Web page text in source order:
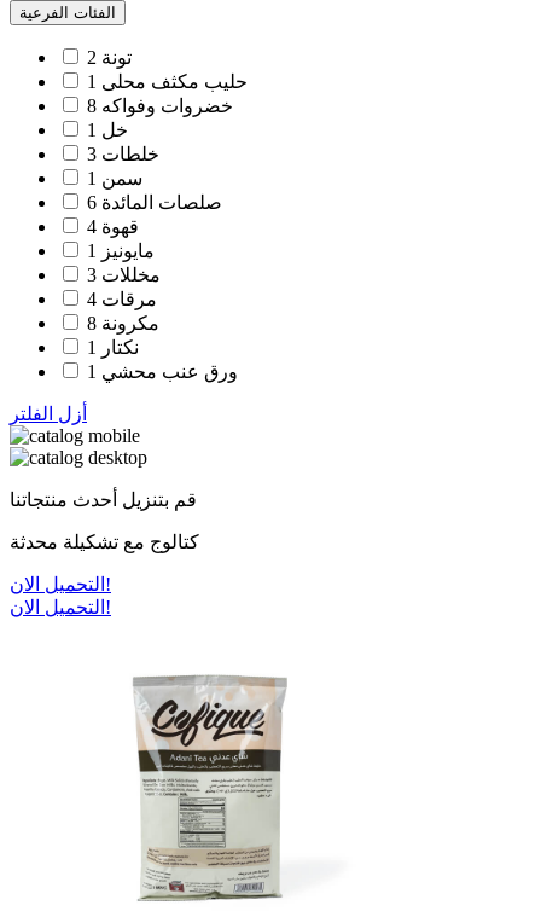
الفئات الفرعية
تونة 2
حليب مكثف محلى 1
خضروات وفواكه 8
خل 1
خلطات 3
سمن 1
صلصات المائدة 6
قهوة 4
مايونيز
1
مخللات 3
مرقات 4
مكرونة 8
نكتار
1
ورق عنب محشي 1
أزل الفلتر
قم بتنزيل أحدث منتجاتنا
كتالوج مع تشكيلة محدثة
التحميل الان!
التحميل الان!